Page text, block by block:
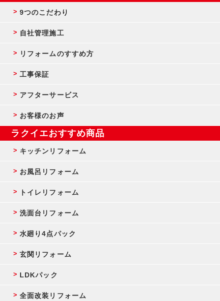
9つのこだわり
自社管理施工
リフォームのすすめ方
工事保証
アフターサービス
お客様のお声
ラクイエおすすめ商品
キッチンリフォーム
お風呂リフォーム
トイレリフォーム
洗面台リフォーム
水廻り4点パック
玄関リフォーム
LDKパック
全面改装リフォーム